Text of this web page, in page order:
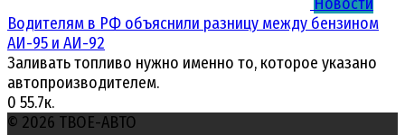
Водителям в РФ объяснили разницу между бензином
АИ-95 и АИ-92
Заливать топливо нужно именно то, которое указано
автопроизводителем.
0 55.7к.
© 2026 ТВОЕ-АВТО